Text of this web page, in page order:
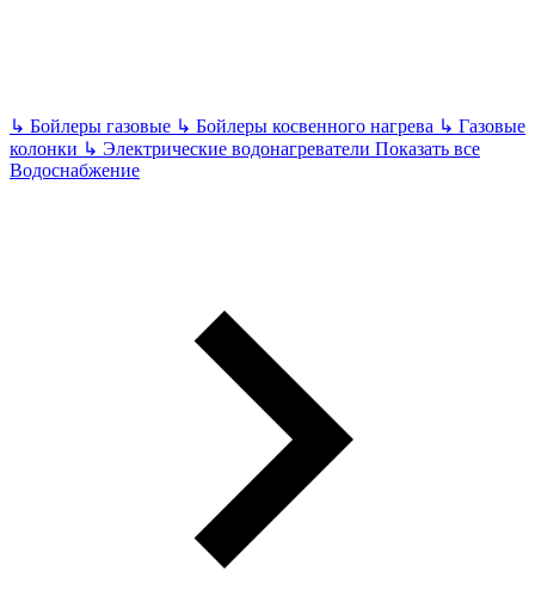
↳ Бойлеры газовые ↳ Бойлеры косвенного нагрева ↳ Газовые
колонки ↳ Электрические водонагреватели Показать все
Водоснабжение